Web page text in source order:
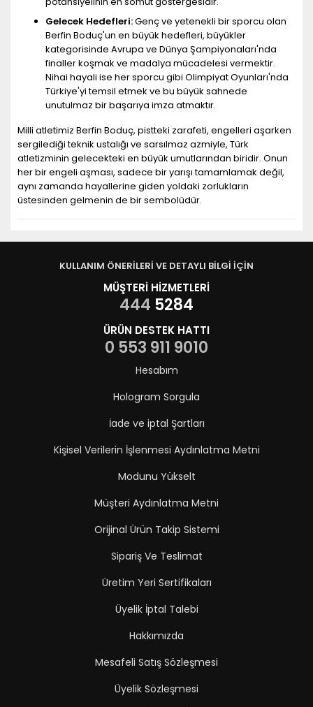
Gelecek Hedefleri:Genç ve yetenekli bir sporcu olan
Berfin Boduç'un en büyük hedefleri, büyükler
kategorisinde Avrupa ve Dünya Şampiyonaları'nda
finaller koşmak ve madalya mücadelesi vermektir.
Nihai hayali ise her sporcu gibi Olimpiyat Oyunları'nda
Türkiye'yi temsil etmek ve bu büyük sahnede
unutulmaz bir başarıya imza atmaktır.
Milli atletimiz Berfin Boduç, pistteki zarafeti, engelleri aşarken
sergilediği teknik ustalığı ve sarsılmaz azmiyle, Türk
atletizminin gelecekteki en büyük umutlarından biridir. Onun
her bir engeli aşması, sadece bir yarışı tamamlamak değil,
aynı zamanda hayallerine giden yoldaki zorlukların
üstesinden gelmenin de bir sembolüdür.
KULLANIM ÖNERİLERİ VE DETAYLI BİLGİ İÇİN
MÜŞTERİ HİZMETLERİ
444 5284
ÜRÜN DESTEK HATTI
0 553 911 9010
Hesabım
Hologram Sorgula
İade ve iptal Şartları
Kişisel Verilerin İşlenmesi Aydınlatma Metni
Modunu Yükselt
Müşteri Aydınlatma Metni
Orijinal Ürün Takip Sistemi
Sipariş Ve Teslimat
Üretim Yeri Sertifikaları
Üyelik İptal Talebi
Hakkımızda
Mesafeli Satış Sözleşmesi
Üyelik Sözleşmesi